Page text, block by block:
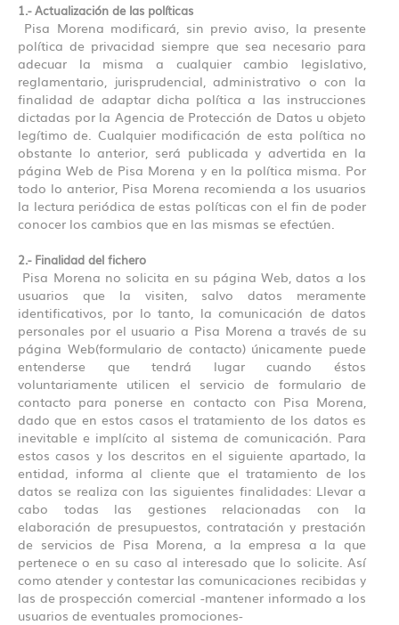
1.- Actualización de las políticas
Pisa Morena modificará, sin previo aviso, la presente
política de privacidad siempre que sea necesario para
adecuar la misma a cualquier cambio legislativo,
reglamentario, jurisprudencial, administrativo o con la
finalidad de adaptar dicha política a las instrucciones
dictadas por la Agencia de Protección de Datos u objeto
legítimo de. Cualquier modificación de esta política no
obstante lo anterior, será publicada y advertida en la
página Web de Pisa Morena y en la política misma. Por
todo lo anterior, Pisa Morena recomienda a los usuarios
la lectura periódica de estas políticas con el fin de poder
conocer los cambios que en las mismas se efectúen.
2.- Finalidad del fichero
Pisa Morena no solicita en su página Web, datos a los
usuarios que la visiten, salvo datos meramente
identificativos, por lo tanto, la comunicación de datos
personales por el usuario a Pisa Morena a través de su
página Web(formulario de contacto) únicamente puede
entenderse que tendrá lugar cuando éstos
voluntariamente utilicen el servicio de formulario de
contacto para ponerse en contacto con Pisa Morena,
dado que en estos casos el tratamiento de los datos es
inevitable e implícito al sistema de comunicación. Para
estos casos y los descritos en el siguiente apartado, la
entidad, informa al cliente que el tratamiento de los
datos se realiza con las siguientes finalidades: Llevar a
cabo todas las gestiones relacionadas con la
elaboración de presupuestos, contratación y prestación
de servicios de Pisa Morena, a la empresa a la que
pertenece o en su caso al interesado que lo solicite. Así
como atender y contestar las comunicaciones recibidas y
las de prospección comercial -mantener informado a los
usuarios de eventuales promociones-